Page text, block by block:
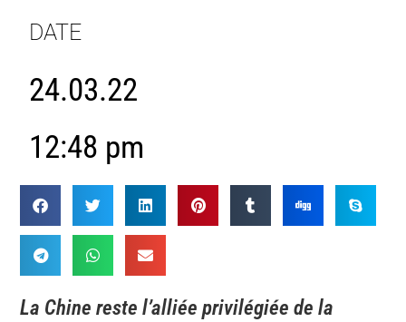
DATE
24.03.22
12:48 pm
La Chine reste l’alliée privilégiée de la